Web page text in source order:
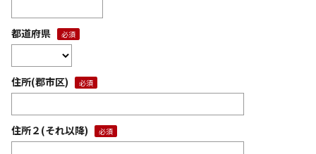
都道府県
住所(郡市区)
住所２(それ以降)